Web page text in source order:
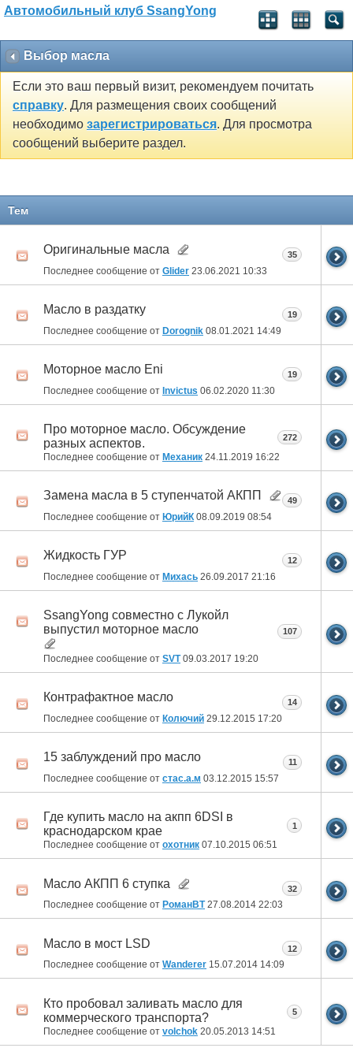
Автомобильный клуб SsangYong
Выбор масла
Если это ваш первый визит, рекомендуем почитать
справку. Для размещения своих сообщений
необходимо зарегистрироваться. Для просмотра
сообщений выберите раздел.
Тем
Оригинальные масла
Последнее сообщение от Glider 23.06.2021 10:33
35
Масло в раздатку
Последнее сообщение от Dorognik 08.01.2021 14:49
19
Моторное масло Eni
Последнее сообщение от Invictus 06.02.2020 11:30
19
Про моторное масло. Обсуждение
разных аспектов.
Последнее сообщение от Механик 24.11.2019 16:22
272
Замена масла в 5 ступенчатой АКПП
Последнее сообщение от ЮрийК 08.09.2019 08:54
49
Жидкость ГУР
Последнее сообщение от Михась 26.09.2017 21:16
12
SsangYong совместно с Лукойл
выпустил моторное масло
Последнее сообщение от SVT09.03.2017 19:20
107
Контрафактное масло
Последнее сообщение от Колючий 29.12.2015 17:20
14
15 заблуждений про масло
Последнее сообщение от стас.а.м 03.12.2015 15:57
11
Где купить масло на акпп 6DSI в
краснодарском крае
Последнее сообщение от охотник 07.10.2015 06:51
1
Масло АКПП 6 ступка
Последнее сообщение от РоманВТ27.08.2014 22:03
32
Масло в мост LSD
Последнее сообщение от Wanderer 15.07.2014 14:09
12
Кто пробовал заливать масло для
коммерческого транспорта?
Последнее сообщение от volchok 20.05.2013 14:51
5